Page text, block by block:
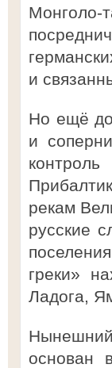
Монголо-
и
Но ещё до
и
рекам
русские
греки»
Ладога,
основан